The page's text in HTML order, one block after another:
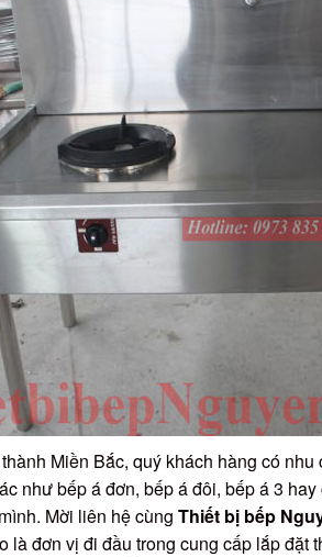
Miền Bắc, quý khách hàng có nhu
như bếp á đơn, bếp á đôi, bếp á 3
Mời liên hệ cùng Thiết bị bếp
là đơn vị đi đầu trong cung cấp lắp đặt